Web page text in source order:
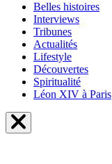
Belles histoires
Interviews
Tribunes
Actualités
Lifestyle
Découvertes
Spiritualité
Léon XIV à Paris